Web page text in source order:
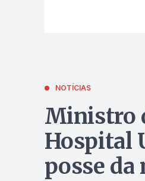
NOTÍCIAS
Ministro
Hospital
posse da